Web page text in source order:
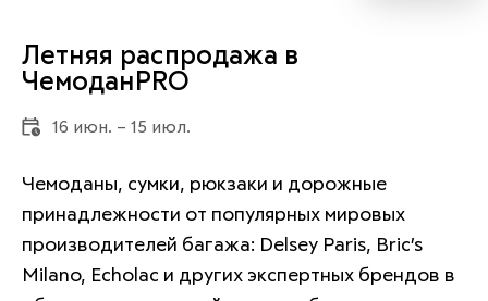
Летняя распродажа в
ЧемоданPRO
16 июн. – 15 июл.
Чемоданы, сумки, рюкзаки и дорожные
принадлежности от популярных мировых
производителей багажа: Delsey Paris, Bric’s
Milano, Echolac и других экспертных брендов в